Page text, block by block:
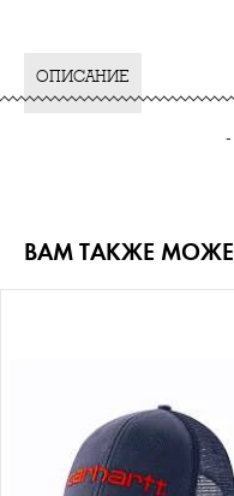
ОПИСАНИЕ
-
ВАМ ТАКЖЕ